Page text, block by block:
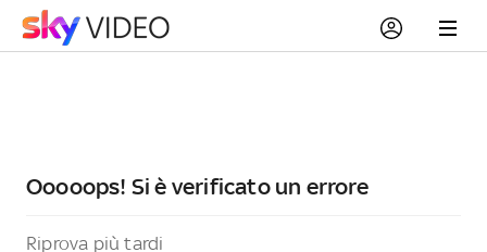
Ooooops! Si è verificato un errore
Riprova più tardi